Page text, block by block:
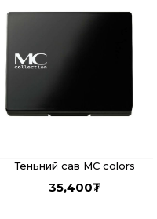
Теньний сав MC colors
35,400₮